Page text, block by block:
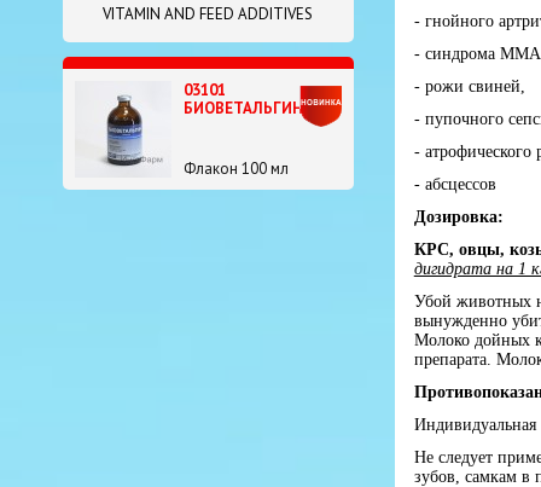
VITAMIN AND FEED ADDITIVES
03101
БИОВЕТАЛЬГИН
Флакон 100 мл
- гнойного
- синдрома ММА
- рожи свиней,
- пупочного
- атрофического
- абсцессов
Дозировка:
КРС, овцы,
дигидрата на 1
Убой животных
вынужденно
Молоко дойных
препарата.
Индивидуальная
Не следует
зубов, самкам в